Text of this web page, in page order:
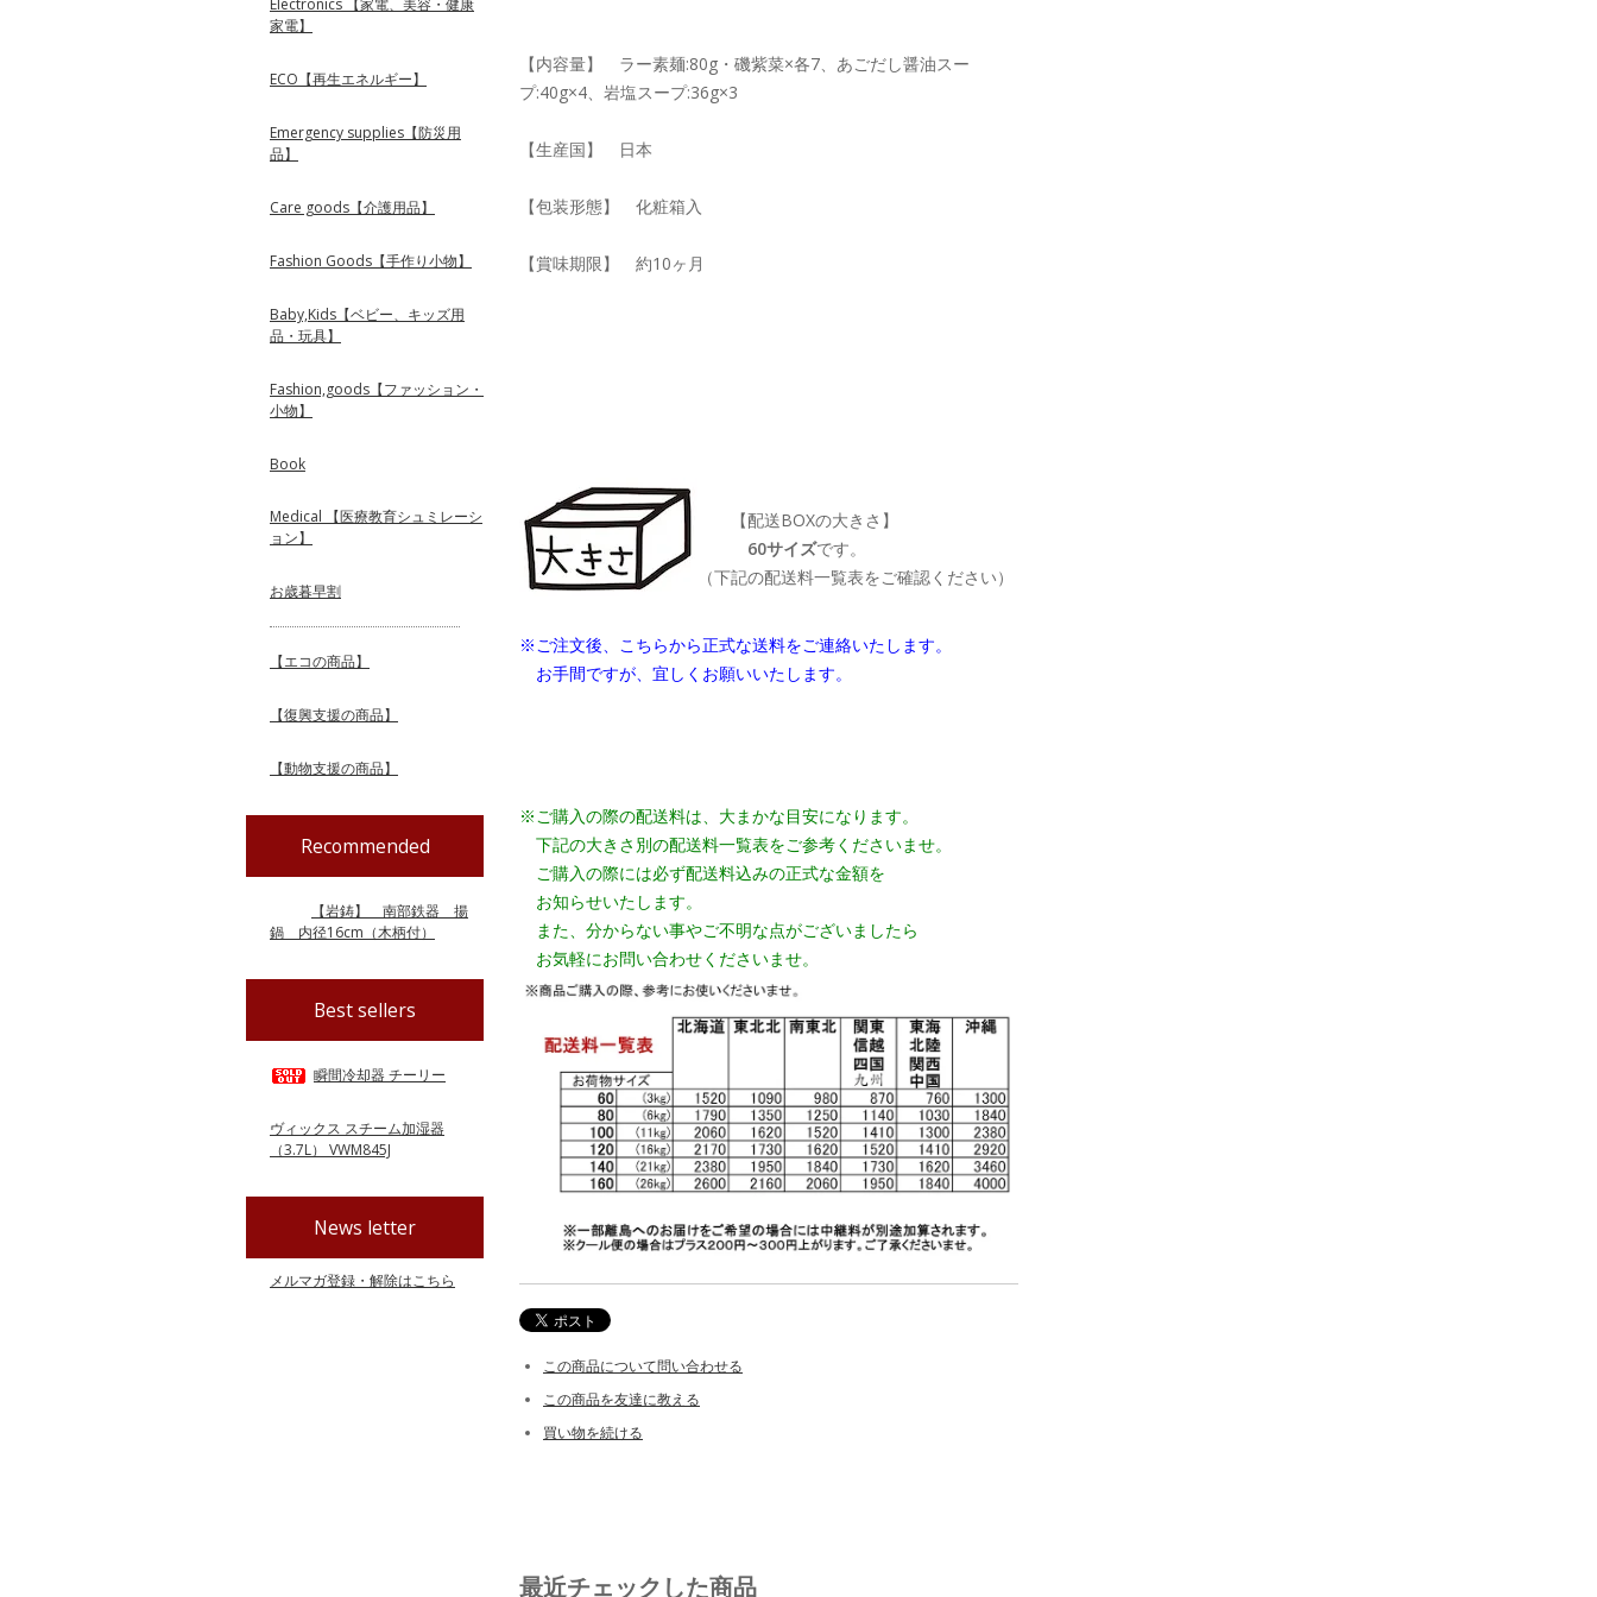
【内容量】 ラー素麺:80g・磯紫菜×各7、あごだし醤油スー
プ:40g×4、岩塩スープ:36g×3
【生産国】 日本
【包装形態】 化粧箱入
【賞味期限】 約10ヶ月
【配送BOXの大きさ】
60サイズです。
（下記の配送料一覧表をご確認ください）
※ご注文後、こちらから正式な送料をご連絡いたします。
お手間ですが、宜しくお願いいたします。
※ご購入の際の配送料は、大まかな目安になります。
下記の大きさ別の配送料一覧表をご参考くださいませ。
ご購入の際には必ず配送料込みの正式な金額を
お知らせいたします。
また、分からない事やご不明な点がございましたら
お気軽にお問い合わせくださいませ。
この商品について問い合わせる
この商品を友達に教える
買い物を続ける
最近チェックした商品
Electronics 【家電、美容・健康
家電】
ECO【再生エネルギー】
Emergency supplies【防災用
品】
Care goods【介護用品】
Fashion Goods【手作り小物】
Baby,Kids【ベビー、キッズ用
品・玩具】
Fashion,goods【ファッション・
小物】
Book
Medical 【医療教育シュミレーシ
ョン】
お歳暮早割
【エコの商品】
【復興支援の商品】
【動物支援の商品】
Recommended
【岩鋳】 南部鉄器 揚
鍋 内径16cm（木柄付）
Best sellers
瞬間冷却器 チーリー
ヴィックス スチーム加湿器
（3.7L） VWM845J
News letter
メルマガ登録・解除はこちら